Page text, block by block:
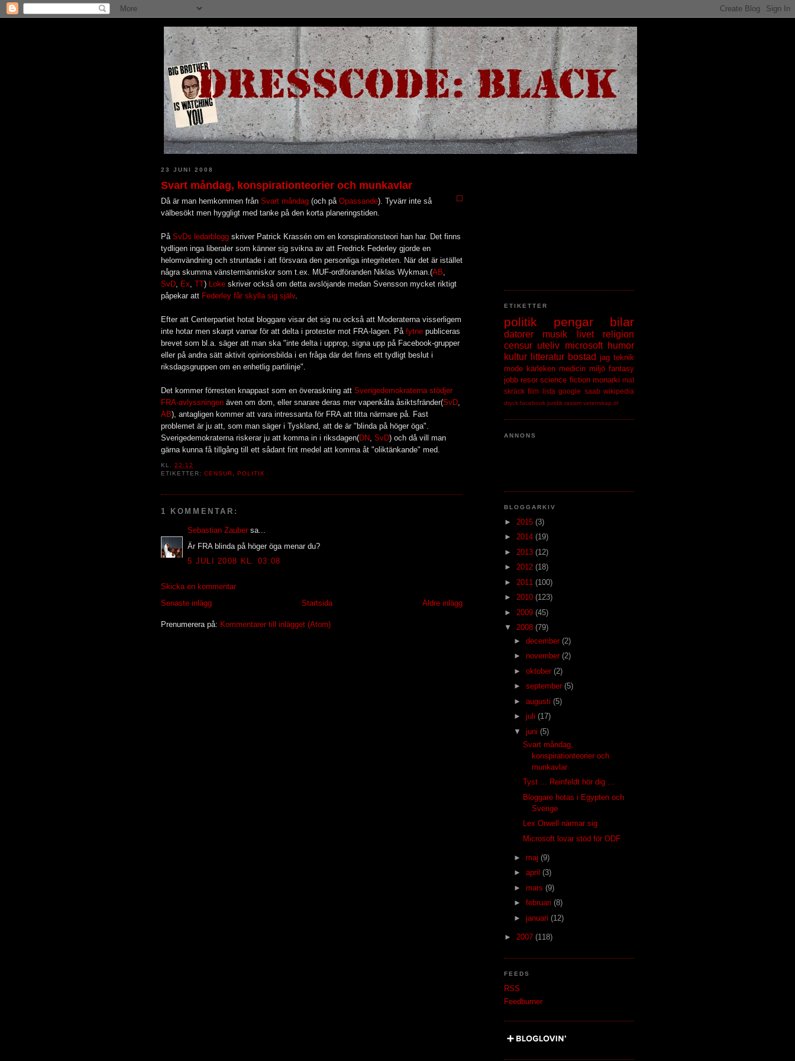
23 JUNI 2008
Svart måndag, konspirationteorier och munkavlar
Då är man hemkommen från Svart måndag (och på Opassande). Tyvärr inte så
välbesökt men hyggligt med tanke på den korta planeringstiden.
På SvDs ledarblogg skriver Patrick Krassén om en konspirationsteori han har. Det finns
tydligen inga liberaler som känner sig svikna av att Fredrick Federley gjorde en
helomvändning och struntade i att försvara den personliga integriteten. När det är istället
några skumma vänstermänniskor som t.ex. MUF-ordföranden Niklas Wykman.(AB
SvD Ex TT) Loke skriver också om detta avslöjande medan Svensson mycket riktigt
påpekar att Federley får skylla sig själv.
Efter att Centerpartiet hotat bloggare visar det sig nu också att Moderaterna visserligem
inte hotar men skarpt varnar för att delta i protester mot FRA-lagen. På fytne publiceras
brevet som bl.a. säger att man ska "inte delta i upprop, signa upp på Facebook-grupper
eller på andra sätt aktivit opinionsbilda i en fråga där det finns ett tydligt beslut i
riksdagsgruppen om en enhetlig partilinje".
Det kommer förresten knappast som en överaskning att Sverigedemokraterna stödjer
FRA-avlyssningen även om dom, eller snarare deras mer vapenkåta åsiktsfränder(SvD
AB), antagligen kommer att vara intressanta för FRA att titta närmare på. Fast
problemet är ju att, som man säger i Tyskland, att de är "blinda på höger öga".
Sverigedemokraterna riskerar ju att komma in i riksdagen(DN SvD) och då vill man
gärna kunna få tillgång till ett sådant fint medel att komma åt "oliktänkande" med.
KL.22:12
ETIKETTER:CENSUR, POLITIK
1 KOMMENTAR:
Sebastian Zauber sa...
Är FRA blinda på höger öga menar du?
5 JULI 2008 KL. 03:08
Skicka en kommentar
Senaste inlägg
Äldre inlägg
Startsida
Prenumerera på: Kommentarer till inlägget (Atom)
ETIKETTER
politik pengar bilar
datorer musik livet
religion
censur uteliv microsoft
humor
kultur
litteratur bostad jag teknik
mode kärleken medicin miljö fantasy
jobb resor science fiction monarki mat
skräck film lista google saab wikipedia
dryck facebook juridik rasism vetenskap öl
ANNONS
BLOGGARKIV
► 2015 (3)
► 2014 (19)
► 2013 (12)
► 2012 (18)
► 2011 (100)
► 2010 (123)
► 2009 (45)
▼ 2008 (79)
► december (2)
► november (2)
► oktober (2)
► september (5)
► augusti (5)
► juli (17)
▼ juni (5)
Svart måndag,
konspirationteorier och
munkavlar
Tyst ... Reinfeldt hör dig ...
Bloggare hotas i Egypten och
Sverige
Lex Orwell närmar sig
Microsoft lovar stöd för ODF
► maj (9)
► april (3)
► mars (9)
► februari (8)
► januari (12)
► 2007 (118)
FEEDS
RSS
Feedburner